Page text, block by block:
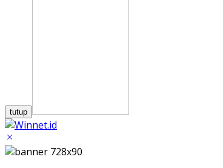
tutup